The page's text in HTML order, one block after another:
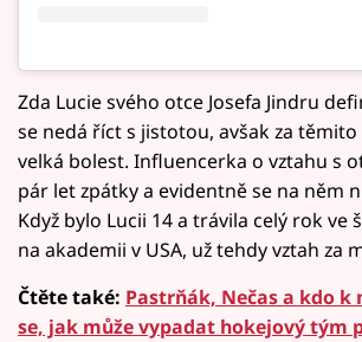
Zda Lucie svého otce Josefa Jindru
se nedá říct s jistotou, avšak za těmito
velká bolest. Influencerka o vztahu s
pár let zpátky a evidentně se na něm
Když bylo Lucii 14 a trávila celý rok ve
na akademii v USA, už tehdy vztah za
Čtěte také: Pastrňák, Nečas a kdo k
se, jak může vypadat hokejový tým